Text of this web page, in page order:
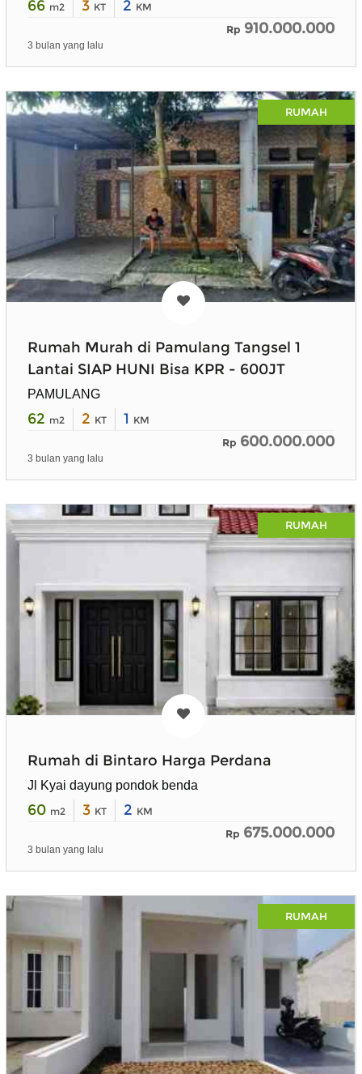
66 m2 3 KT 2 KM
Rp 910.000.000
3 bulan yang lalu
RUMAH
Rumah Murah di Pamulang Tangsel 1
Lantai SIAP HUNI Bisa KPR - 600JT
PAMULANG
62 m2 2 KT 1 KM
Rp 600.000.000
3 bulan yang lalu
RUMAH
Rumah di Bintaro Harga Perdana
Jl Kyai dayung pondok benda
60 m2 3 KT 2 KM
Rp 675.000.000
3 bulan yang lalu
RUMAH